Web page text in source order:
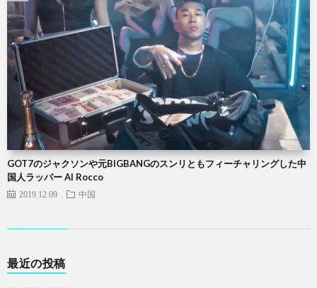
GOT7のジャクソンや元BIGBANGのスンリともフィーチャリングした中
国人ラッパー Al Rocco
2019.12.09 中国
最近の投稿